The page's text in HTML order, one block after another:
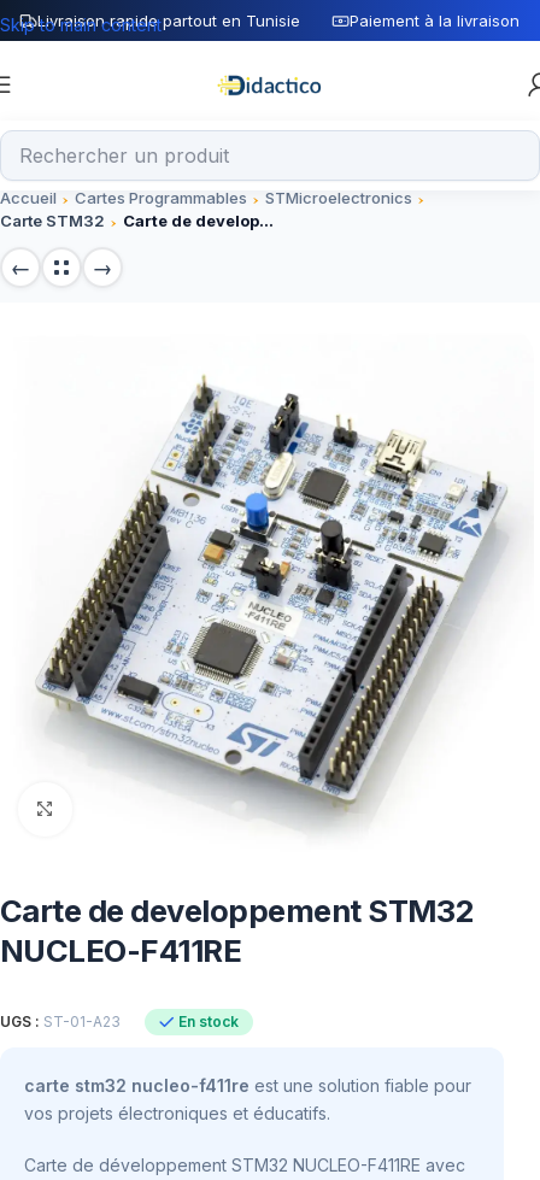
Livraison rapide partout en Tunisie Paiement à la livraison
Skip to main content
Accueil Cartes Programmables
STMicroelectronics
Carte STM32
Carte de developpement STM32 NUCLEO-F411RE
Carte de developpement STM32
NUCLEO-F411RE
UGS : ST-01-A23 En stock
carte stm32 nucleo-f411re est une solution fiable pour
vos projets électroniques et éducatifs.
Carte de développement STM32 NUCLEO-F411RE avec